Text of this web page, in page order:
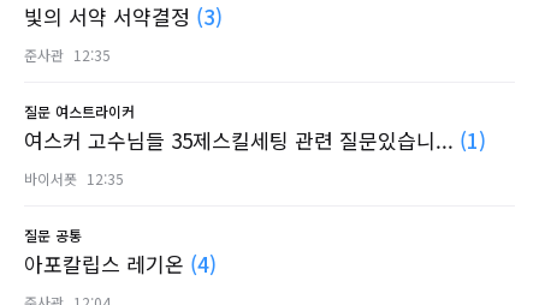
빛의 서약 서약결정 (3)
준사관 12:35
질문 여스트라이커
여스커 고수님들 35제스킬세팅 관련 질문있습니... (1)
바이서폿 12:35
질문 공통
아포칼립스 레기온 (4)